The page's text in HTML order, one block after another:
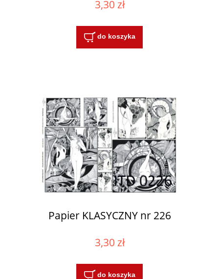
3,30 zł
do koszyka
Papier KLASYCZNY nr 226
3,30 zł
do koszyka